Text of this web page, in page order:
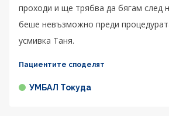
проходи и ще трябва да бягам след
беше невъзможно преди
усмивка Таня.
Пациентите споделят
УМБАЛ Токуда